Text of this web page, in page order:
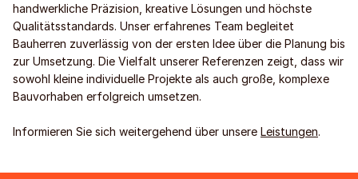
handwerkliche Präzision, kreative Lösungen und höchste
Qualitätsstandards. Unser erfahrenes Team begleitet
Bauherren zuverlässig von der ersten Idee über die Planung bis
zur Umsetzung. Die Vielfalt unserer Referenzen zeigt, dass wir
sowohl kleine individuelle Projekte als auch große, komplexe
Bauvorhaben erfolgreich umsetzen.
Informieren Sie sich weitergehend über unsere Leistungen.